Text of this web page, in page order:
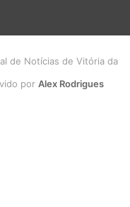
de Notícias de Vitória da
por Alex Rodrigues